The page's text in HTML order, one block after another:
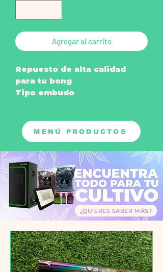
Agregar al carrito
Repuesto de alta calidad
para tu bong
Tipo embudo
MENÚ PRODUCTOS
¿QUIERES SABER MÁS?